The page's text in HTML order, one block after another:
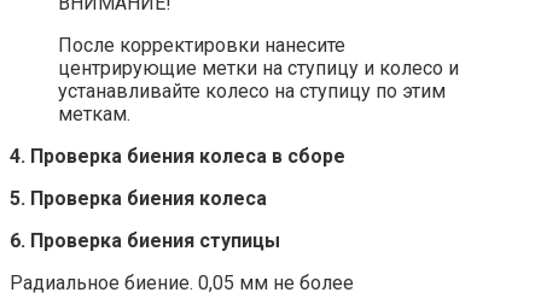
После корректировки нанесите
центрирующие метки на ступицу и колесо и
устанавливайте колесо на ступицу по этим
меткам.
4. Проверка биения колеса в сборе
5. Проверка биения колеса
6. Проверка биения ступицы
Радиальное биение. 0,05 мм не более